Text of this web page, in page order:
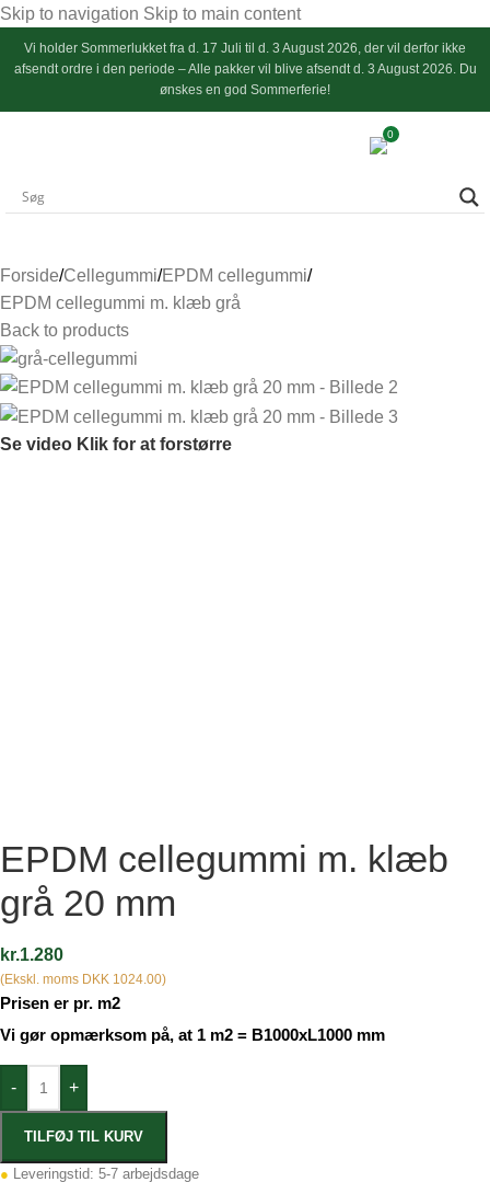
Skip to navigation Skip to main content
Vi holder Sommerlukketfra d. 17 Juli til d. 3 August 2026, der vil derfor ikke
afsendt ordre i den periode – Alle pakker vil blive afsendt d. 3 August 2026. Du
ønskes en god Sommerferie!
0
Forside/Cellegummi/EPDM cellegummi/
EPDM cellegummi m. klæb grå
Back to products
Se video Klik for at forstørre
EPDM cellegummi m. klæb
grå 20 mm
kr.1.280
(Ekskl. moms DKK 1024.00)
Prisen er pr. m2
Vi gør opmærksom på, at 1 m2 = B1000xL1000 mm
- +
TILFØJ TIL KURV
● Leveringstid: 5-7 arbejdsdage